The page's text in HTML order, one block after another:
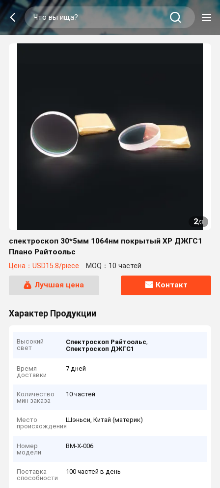
2/3
спектроскоп 30*5мм 1064нм покрытый ХР ДЖГС1
Плано Райтоольс
Цена：USD15.8/piece MOQ：10 частей
Лучшая цена Контакт
Характер Продукции
Высокий
свет
Спектроскоп Райтоольс,
Спектроскоп ДЖГС1
Время
доставки
7 дней
Количество
мин заказа
10 частей
Место
происхождения
Шэньси, Китай (материк)
Номер
модели
ВМ-Х-006
Поставка
способности
100 частей в день